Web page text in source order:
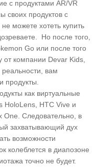
с продуктами AR/VR
своих продуктов с
можете хотеть купить
Но после того,
Go или после того
от компании Devar Kids,
вам
продукты.
как виртуальные
HoloLens, HTC Vive и
One. Следовательно, в
захватывающий дух
возможности
колеблется в диапозоне
точно не будет.